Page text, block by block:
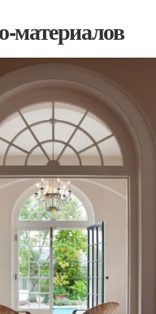
материалов